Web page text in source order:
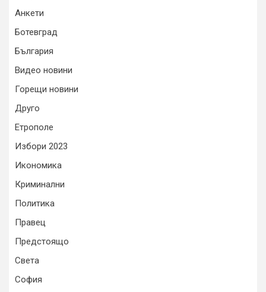
Анкети
Ботевград
България
Видео новини
Горещи новини
Друго
Етрополе
Избори 2023
Икономика
Криминални
Политика
Правец
Предстоящо
Света
София